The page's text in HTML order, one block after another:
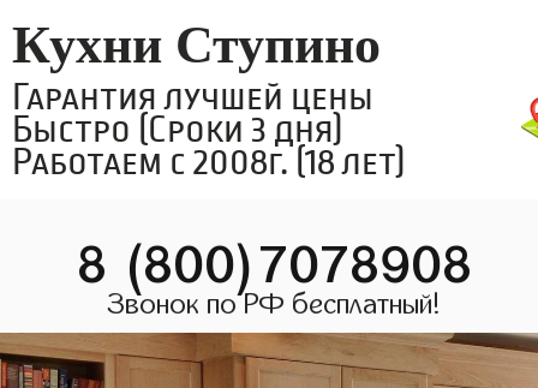
Кухни Ступино
Гарантия лучшей цены
Быстро (Сроки 3 дня)
Работаем с 2008г. (18 лет)
8 (800)7078908
Звонок по РФ бесплатный!